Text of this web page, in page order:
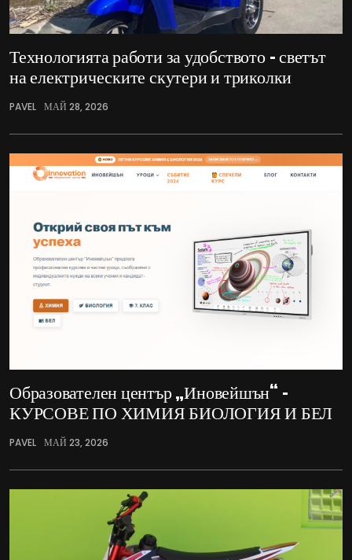
Технологията работи за удобството – светът
на електрическите скутери и триколки
PAVEL МАЙ 28, 2026
Образователен център „Иновейшън“ –
КУРСОВЕ ПО ХИМИЯ БИОЛОГИЯ И БЕЛ
PAVEL МАЙ 23, 2026